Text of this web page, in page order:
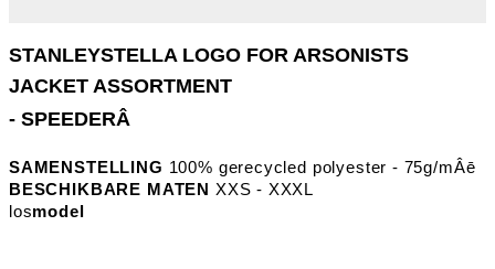
- SPEEDERÂ
SAMENSTELLING 100% gerecycled polyester - 75g/mÂē
BESCHIKBARE MATEN XXS - XXXL
losmodel